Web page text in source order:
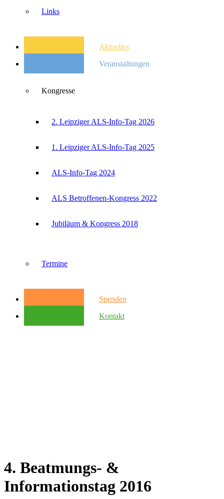
Links
Aktuelles
Veranstaltungen
Kongresse
2. Leipziger ALS-Info-Tag 2026
1. Leipziger ALS-Info-Tag 2025
ALS-Info-Tag 2024
ALS Betroffenen-Kongress 2022
Jubiläum & Kongress 2018
Termine
Spenden
Kontakt
4. Beatmungs- &
Informationstag 2016